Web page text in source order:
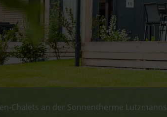
Chalets an der Sonnentherme
Chalets an der Sonnentherme
Chalets an der Sonnentherme